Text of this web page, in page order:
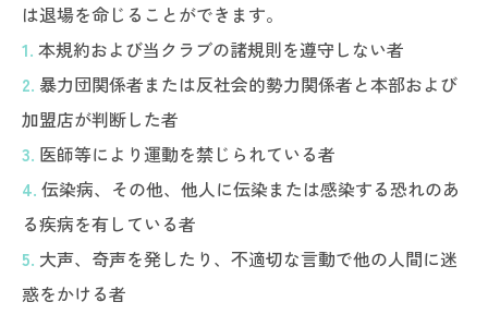
は退場を命じることができます。
1. 本規約および当クラブの諸規則を遵守しない者
2. 暴力団関係者または反社会的勢力関係者と本部および
加盟店が判断した者
3. 医師等により運動を禁じられている者
4. 伝染病、その他、他人に伝染または感染する恐れのあ
る疾病を有している者
5. 大声、奇声を発したり、不適切な言動で他の人間に迷
惑をかける者